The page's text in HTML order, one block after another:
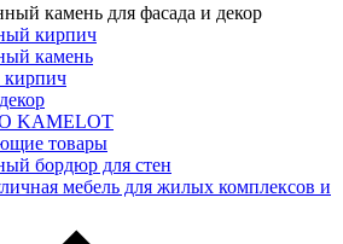
камень для фасада и декор
кирпич
камень
кирпич
KAMELOT
товары
бордюр для стен
мебель для жилых комплексов и